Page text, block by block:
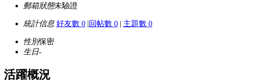
郵箱狀態未驗證
統計信息 好友數 0 |回帖數 0 | 主題數 0
性別保密
生日-
活躍概況